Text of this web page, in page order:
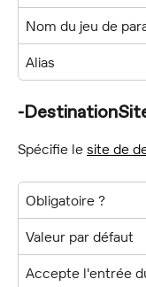
Nom du jeu de
Alias
-
Spécifie le site de
Obligatoire ?
Valeur par défaut
Accepte l'entrée